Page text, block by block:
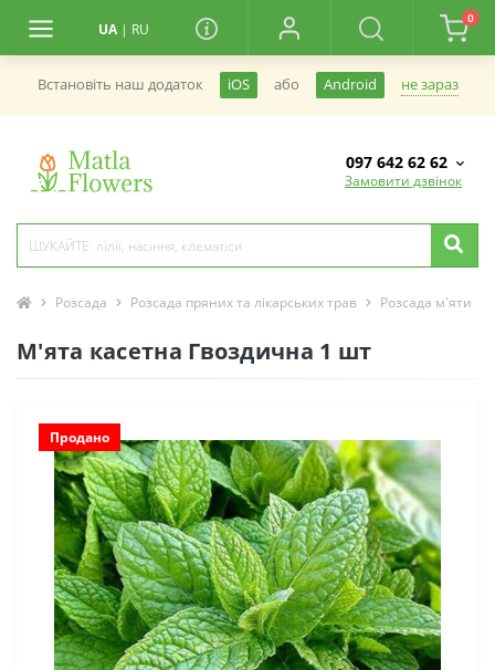
UA | RU
0
Встановiть наш додаток iOS або Android не зараз
097 642 62 62
Замовити дзвінок
Розсада Розсада пряних та лікарських трав Розсада м'яти
М'ята касетна Гвоздична 1 шт
Продано